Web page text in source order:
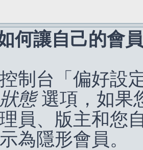
何讓自己的會
制台「偏好設
態選項，如果
員、版主和您
為隱形會員。